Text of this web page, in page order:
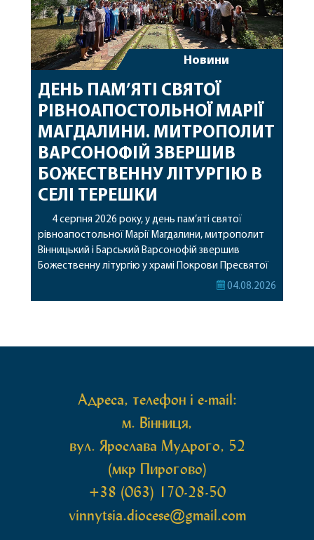
Новини
ДЕНЬ ПАМ’ЯТІ СВЯТОЇ
РІВНОАПОСТОЛЬНОЇ МАРІЇ
МАГДАЛИНИ. МИТРОПОЛИТ
ВАРСОНОФІЙ ЗВЕРШИВ
БОЖЕСТВЕННУ ЛІТУРГІЮ В
СЕЛІ ТЕРЕШКИ
4 серпня 2026 року, у день пам’яті святої
рівноапостольної Марії Магдалини, митрополит
Вінницький і Барський Варсонофій звершив
Божественну літургію у храмі Покрови Пресвятої
Богородиці села Терешки Барського благочиння.
04.08.2026
Адреса, телефон і e-mail:
м. Вінниця,
вул. Ярослава Мудрого, 52
(мкр Пирогово)
+38 (063) 170-28-50
vinnytsia.diocese@gmail.com